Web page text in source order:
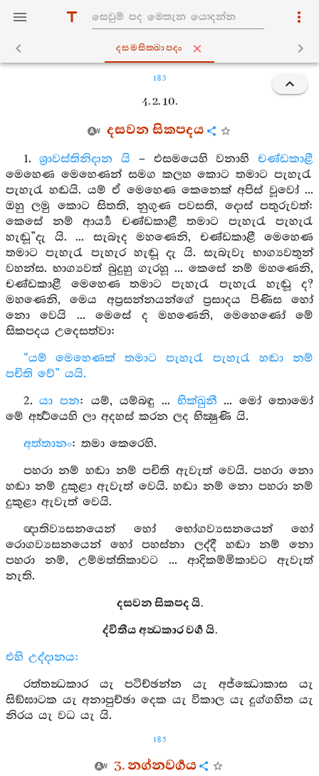
දසමසික‍්ඛාපදං
183
4. 2. 10.
දසවන සිකපදය
1.ශ්‍රාවස්තිනිදාන යි – එසමයෙහි වනාහිචණ්ඩකාළී
මෙහෙණ මෙහෙණන් සමග කලහ කොට තමාට පැහැරැ
පැහැරැ හඬයි. යම් ඒ මෙහෙණ කෙනෙක් අපිස් වූවෝ ...
ඔහු ලමු කොට සිතති, නුගුණ පවසති, දොස් පතුරුවත්:
කෙසේ නම් ආර්‍ය්‍ය චණ්ඩකාළී තමාට පැහැරැ පැහැරැ
හැඬූ”දැ යි. ... සැබෑද මහණෙනි, චණ්ඩකාළී මෙහෙණ
තමාට පැහැරැ පැහැර හැඬූ දැ යි. සැබැවැ භාග්‍යවතුන්
වහන්ස. භාග්‍යවත් බුදුහු ගැරහූ ... කෙසේ නම් මහණෙනි,
චණ්ඩකාළී මෙහෙණ තමාට පැහැරැ පැහැරැ හැඬූ ද?
මහණෙනි, මෙය අප්‍රසන්නයන්ගේ ප්‍රසාදය පිණිස හෝ
නො වෙයි ... මෙසේ ද මහණෙනි, මෙහෙණෝ මේ
සිකපදය උදෙසත්වා:
“යම් මෙහෙණක් තමාට පැහැරැ පැහැරැ හඬා නම්
පචිති වේ” යයි.
2.යා පන: යම්, යම්බඳු ... භික්ඛුනී ... මෝ තොමෝ
මේ අර්‍ත්‍ථයෙහි ලා අදහස් කරන ලද භික්‍ෂුණි යි.
අත්තානං: තමා කෙරෙහි.
පහරා නම් හඬා නම් පචිති ඇවැත් වෙයි. පහරා නො
හඬා නම් දුකුළා ඇවැත් වෙයි. හඬා නම් නො පහරා නම්
දුකුළා ඇවැත් වෙයි.
ඥාතිව්‍යසනයෙන් හෝ භෝගව්‍යසනයෙන් හෝ
රොගව්‍යසනයෙන් හෝ පහස්නා ලද්දී හඬා නම් නො
පහරා නම්, උම්මත්තිකාවට ... ආදිකම්මිකාවට ඇවැත්
නැති.
දසවන සිකපද යි.
ද්විතීය අන්‍ධකාර වර්‍ග යි.
එහි උද්දානය:
රත්තන්‍ධකාර යැ පටිච්ඡන්න යැ අජ්ඣොකාස යැ
සිඞ්ඝාටක යැ අනාපුච්ඡා දෙක යැ විකාල යැ දුග්ගහිත යැ
නිරය යැ වධ යැ යි.
185
3. නග්නවර්‍ගය